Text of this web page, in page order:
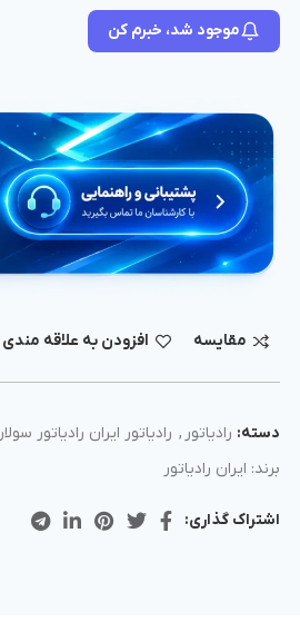
موجود شد، خبرم کن
مقايسه افزودن به علاقه مندی
دسته: رادیاتور , رادیاتور ایران رادیاتور سولار
برند: ایران رادیاتور
اشتراک گذاری: